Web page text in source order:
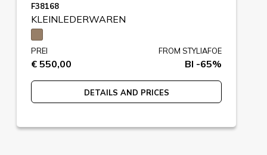
F38168
KLEINLEDERWAREN
PREI
€ 550,00
FROM STYLIAFOE
BI -65%
DETAILS AND PRICES